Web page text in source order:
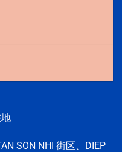
SON NHI 街区、DIEP